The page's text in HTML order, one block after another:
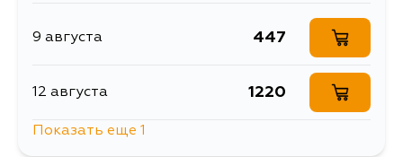
9 августа 447
12 августа 1220
Показать еще 1